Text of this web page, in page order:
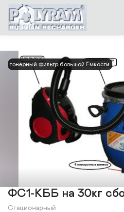
тонерный фильтр большой `Ёмкости
ФС1-КББ на 30кг
Стационарный